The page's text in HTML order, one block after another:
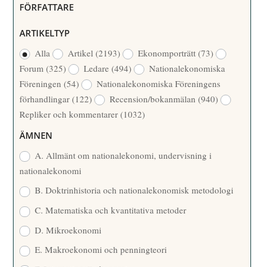
FÖRFATTARE
ARTIKELTYP
Alla
Artikel(2193) Ekonomporträtt(73)
Forum(325) Ledare(494)
Nationalekonomiska
Föreningen(54)
Nationalekonomiska Föreningens
förhandlingar(122) Recension/bokanmälan(940)
Repliker och kommentarer(1032)
ÄMNEN
A. Allmänt om nationalekonomi, undervisning i
nationalekonomi
B. Doktrinhistoria och nationalekonomisk metodologi
C. Matematiska och kvantitativa metoder
D. Mikroekonomi
E. Makroekonomi och penningteori